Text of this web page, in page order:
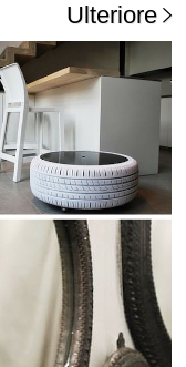
Ulteriore